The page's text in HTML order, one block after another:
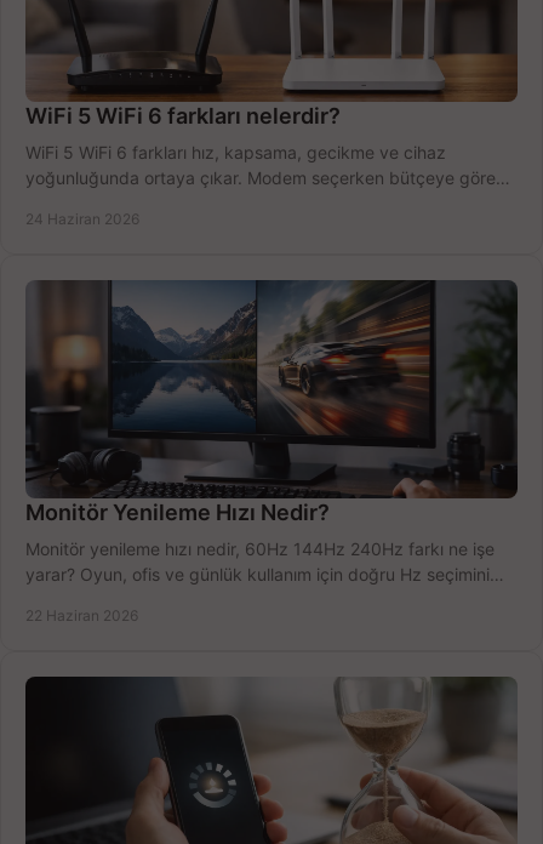
WiFi 5 WiFi 6 farkları nelerdir?
WiFi 5 WiFi 6 farkları hız, kapsama, gecikme ve cihaz
yoğunluğunda ortaya çıkar. Modem seçerken bütçeye göre
24 Haziran 2026
Monitör Yenileme Hızı Nedir?
Monitör yenileme hızı nedir, 60Hz 144Hz 240Hz farkı ne işe
yarar? Oyun, ofis ve günlük kullanım için doğru Hz seçimini
22 Haziran 2026